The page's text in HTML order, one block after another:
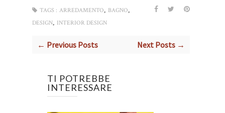
TAGS : ARREDAMENTO, BAGNO,
DESIGN, INTERIOR DESIGN
← Previous Posts Next Posts →
TI POTREBBE
INTERESSARE